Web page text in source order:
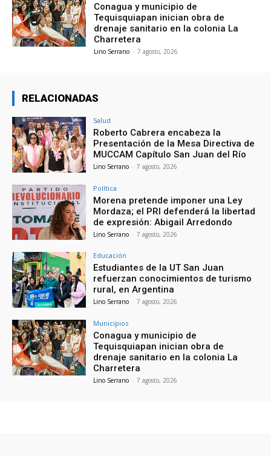
Conagua y municipio de
Tequisquiapan inician obra de
drenaje sanitario en la colonia La
Charretera
Lino Serrano - 7 agosto, 2026
RELACIONADAS
Salud
Roberto Cabrera encabeza la
Presentación de la Mesa Directiva de
MUCCAM Capítulo San Juan del Río
Lino Serrano - 7 agosto, 2026
Política
Morena pretende imponer una Ley
Mordaza; el PRI defenderá la libertad
de expresión: Abigail Arredondo
Lino Serrano - 7 agosto, 2026
Educación
Estudiantes de la UT San Juan
refuerzan conocimientos de turismo
rural, en Argentina
Lino Serrano - 7 agosto, 2026
Municipios
Conagua y municipio de
Tequisquiapan inician obra de
drenaje sanitario en la colonia La
Charretera
Lino Serrano - 7 agosto, 2026